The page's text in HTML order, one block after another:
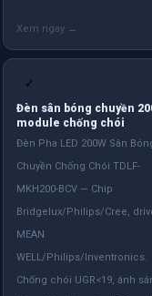
✓
Đèn sân bóng chuyền
module chống chói
Đèn Pha LED 200W Sân
Chuyền Chống Chói TDLF-
MKH200-BCV — Chip
Bridgelux/Philips/Cree,
MEAN
WELL/Philips/Inventronics.
Chống chói UGR<19, ánh